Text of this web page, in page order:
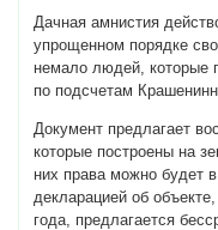
Дачная амнистия
упрощенном порядке
немало людей, которые
по подсчетам
Документ предлагает
которые построены на
них права можно будет
декларацией об
года, предлагается